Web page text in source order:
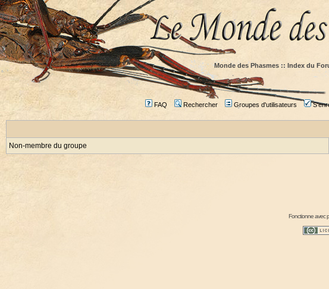
Monde des Phasmes :: Index du
FAQ Rechercher Groupes d'utilisateurs
Non-membre du groupe
Fonctionne avec